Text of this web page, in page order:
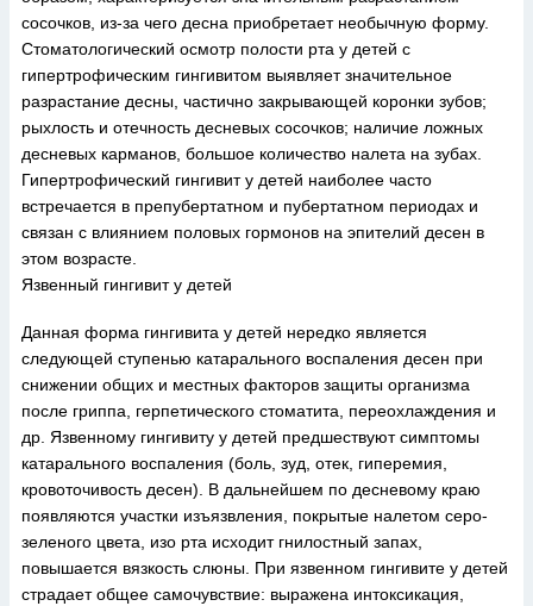
сосочков, из-за чего десна приобретает необычную форму.
Стоматологический осмотр полости рта у детей с
гипертрофическим гингивитом выявляет значительное
разрастание десны, частично закрывающей коронки зубов;
рыхлость и отечность десневых сосочков; наличие ложных
десневых карманов, большое количество налета на зубах.
Гипертрофический гингивит у детей наиболее часто
встречается в препубертатном и пубертатном периодах и
связан с влиянием половых гормонов на эпителий десен в
этом возрасте.
Язвенный гингивит у детей
Данная форма гингивита у детей нередко является
следующей ступенью катарального воспаления десен при
снижении общих и местных факторов защиты организма
после гриппа, герпетического стоматита, переохлаждения и
др. Язвенному гингивиту у детей предшествуют симптомы
катарального воспаления (боль, зуд, отек, гиперемия,
кровоточивость десен). В дальнейшем по десневому краю
появляются участки изъязвления, покрытые налетом серо-
зеленого цвета, изо рта исходит гнилостный запах,
повышается вязкость слюны. При язвенном гингивите у детей
страдает общее самочувствие: выражена интоксикация,